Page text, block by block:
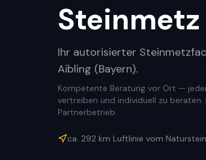
Steinmetz
Ihr autorisierter
Aibling (Bayern).
Kompetente Beratung vor Ort —
vertreiben und individuell zu
Partnerbetrieb.
ca. 292 km Luftlinie vom